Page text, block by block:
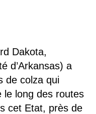
Dakota,
d’Arkansas) a
de colza qui
le long des routes
cet Etat, près de